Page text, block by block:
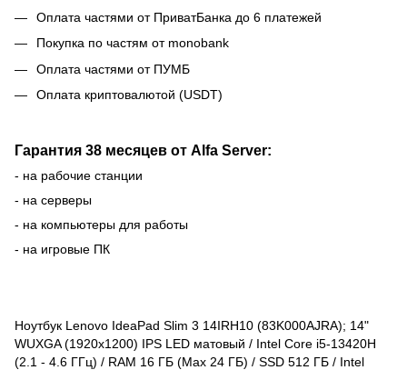
Оплата частями от ПриватБанка до 6 платежей
Покупка по частям от monobank
Оплата частями от ПУМБ
Оплата криптовалютой (USDT)
Гарантия 38 месяцев от Alfa Server:
- на рабочие станции
- на серверы
- на компьютеры для работы
- на игровые ПК
Ноутбук Lenovo IdeaPad Slim 3 14IRH10 (83K000AJRA); 14"
WUXGA (1920x1200) IPS LED матовый / Intel Core i5-13420H
(2.1 - 4.6 ГГц) / RAM 16 ГБ (Max 24 ГБ) / SSD 512 ГБ / Intel